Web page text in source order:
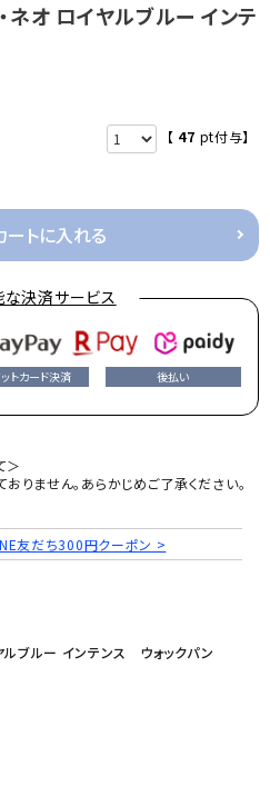
ネオ ロイヤルブルー インテ
【 47 pt付与】
ートに入れる
決済サービス
トカード決済 後払い
＞
りません。あらかじめご了承ください。
友だち300円クーポン >
ルブルー インテンス ウォックパン